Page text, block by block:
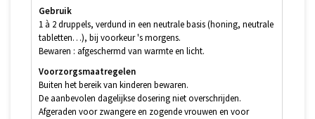
Gebruik
1 à 2 druppels, verdund in een neutrale basis (honing, neutrale
tabletten…), bij voorkeur 's morgens.
Bewaren : afgeschermd van warmte en licht.
Voorzorgsmaatregelen
Buiten het bereik van kinderen bewaren.
De aanbevolen dagelijkse dosering niet overschrijden.
Afgeraden voor zwangere en zogende vrouwen en voor